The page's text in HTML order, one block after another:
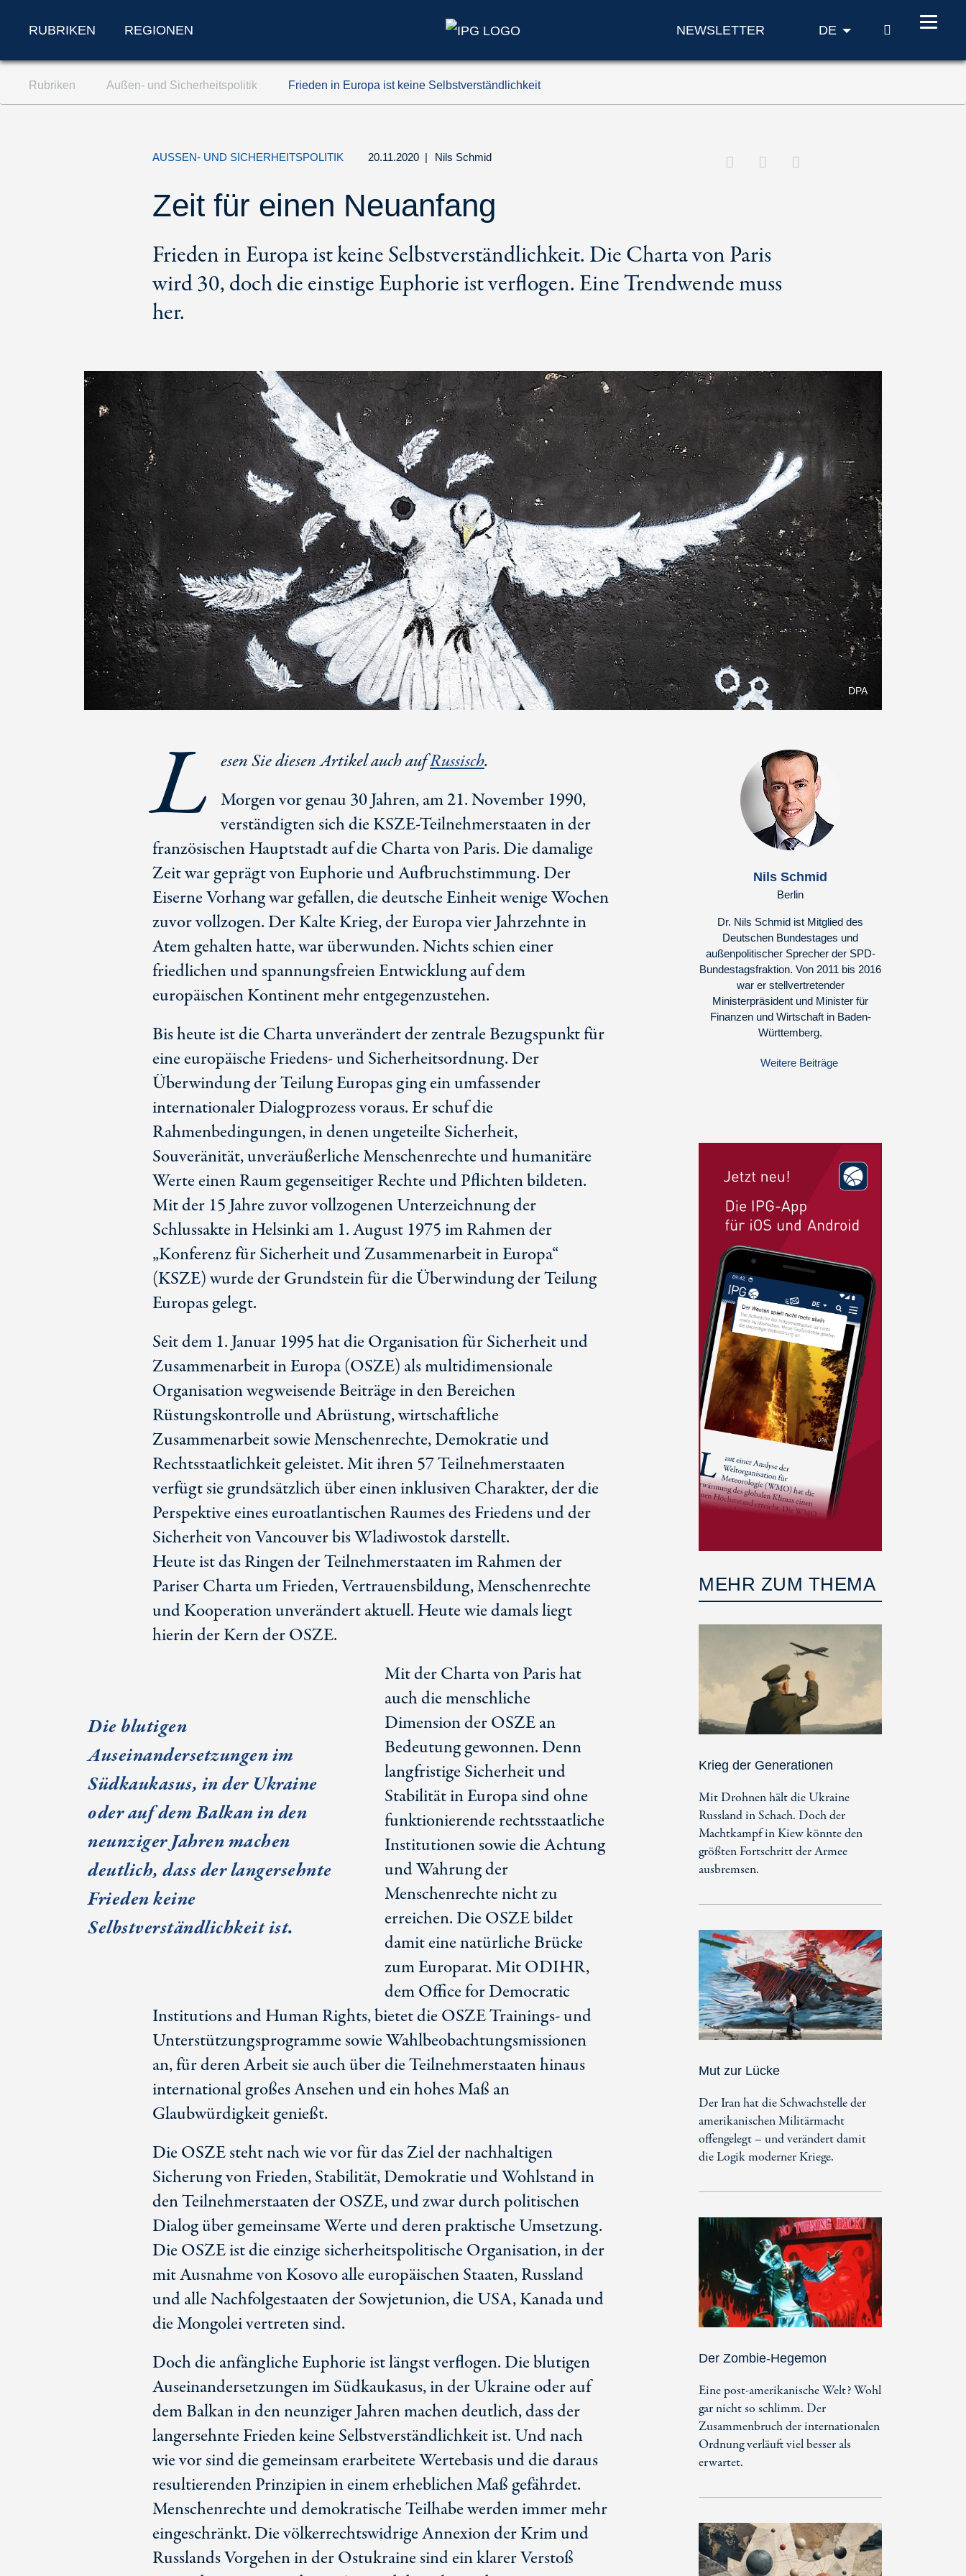
Zum Inhalt springen (Accesskey '1')
Zur Suche springen (Accesskey '2')
RUBRIKEN REGIONEN NEWSLETTER DE SUCHE
Rubriken Außen- und Sicherheitspolitik Frieden in Europa ist keine Selbstverständlichkeit
AUSSEN- UND SICHERHEITSPOLITIK 20.11.2020 | Nils Schmid
Zeit für einen Neuanfang
Frieden in Europa ist keine Selbstverständlichkeit. Die Charta von Paris
wird 30, doch die einstige Euphorie ist verflogen. Eine Trendwende muss
her.
DPA
L esen Sie diesen Artikel auch aufRussisch.
Morgen vor genau 30 Jahren, am 21. November 1990,
verständigten sich die KSZE-Teilnehmerstaaten in der
französischen Hauptstadt auf die Charta von Paris. Die damalige
Zeit war geprägt von Euphorie und Aufbruchstimmung. Der
Eiserne Vorhang war gefallen, die deutsche Einheit wenige Wochen
zuvor vollzogen. Der Kalte Krieg, der Europa vier Jahrzehnte in
Atem gehalten hatte, war überwunden. Nichts schien einer
friedlichen und spannungsfreien Entwicklung auf dem
europäischen Kontinent mehr entgegenzustehen.
Bis heute ist die Charta unverändert der zentrale Bezugspunkt für
eine europäische Friedens- und Sicherheitsordnung. Der
Überwindung der Teilung Europas ging ein umfassender
internationaler Dialogprozess voraus. Er schuf die
Rahmenbedingungen, in denen ungeteilte Sicherheit,
Souveränität, unveräußerliche Menschenrechte und humanitäre
Werte einen Raum gegenseitiger Rechte und Pflichten bildeten.
Mit der 15 Jahre zuvor vollzogenen Unterzeichnung der
Schlussakte in Helsinki am 1. August 1975 im Rahmen der
„Konferenz für Sicherheit und Zusammenarbeit in Europa“
(KSZE) wurde der Grundstein für die Überwindung der Teilung
Europas gelegt.
Seit dem 1. Januar 1995 hat die Organisation für Sicherheit und
Zusammenarbeit in Europa (OSZE) als multidimensionale
Organisation wegweisende Beiträge in den Bereichen
Rüstungskontrolle und Abrüstung, wirtschaftliche
Zusammenarbeit sowie Menschenrechte, Demokratie und
Rechtsstaatlichkeit geleistet. Mit ihren 57 Teilnehmerstaaten
verfügt sie grundsätzlich über einen inklusiven Charakter, der die
Perspektive eines euroatlantischen Raumes des Friedens und der
Sicherheit von Vancouver bis Wladiwostok darstellt.
Heute ist das Ringen der Teilnehmerstaaten im Rahmen der
Pariser Charta um Frieden, Vertrauensbildung, Menschenrechte
und Kooperation unverändert aktuell. Heute wie damals liegt
hierin der Kern der OSZE.
Die blutigen
Auseinandersetzungen im
Südkaukasus, in der Ukraine
oder auf dem Balkan in den
neunziger Jahren machen
deutlich, dass der langersehnte
Frieden keine
Selbstverständlichkeit ist.
Mit der Charta von Paris hat
auch die menschliche
Dimension der OSZE an
Bedeutung gewonnen. Denn
langfristige Sicherheit und
Stabilität in Europa sind ohne
funktionierende rechtsstaatliche
Institutionen sowie die Achtung
und Wahrung der
Menschenrechte nicht zu
erreichen. Die OSZE bildet
damit eine natürliche Brücke
zum Europarat. Mit ODIHR,
dem Office for Democratic
Institutions and Human Rights, bietet die OSZE Trainings- und
Unterstützungsprogramme sowie Wahlbeobachtungsmissionen
an, für deren Arbeit sie auch über die Teilnehmerstaaten hinaus
international großes Ansehen und ein hohes Maß an
Glaubwürdigkeit genießt.
Die OSZE steht nach wie vor für das Ziel der nachhaltigen
Sicherung von Frieden, Stabilität, Demokratie und Wohlstand in
den Teilnehmerstaaten der OSZE, und zwar durch politischen
Dialog über gemeinsame Werte und deren praktische Umsetzung.
Die OSZE ist die einzige sicherheitspolitische Organisation, in der
mit Ausnahme von Kosovo alle europäischen Staaten, Russland
und alle Nachfolgestaaten der Sowjetunion, die USA, Kanada und
die Mongolei vertreten sind.
Doch die anfängliche Euphorie ist längst verflogen. Die blutigen
Auseinandersetzungen im Südkaukasus, in der Ukraine oder auf
dem Balkan in den neunziger Jahren machen deutlich, dass der
langersehnte Frieden keine Selbstverständlichkeit ist. Und nach
wie vor sind die gemeinsam erarbeitete Wertebasis und die daraus
resultierenden Prinzipien in einem erheblichen Maß gefährdet.
Menschenrechte und demokratische Teilhabe werden immer mehr
eingeschränkt. Die völkerrechtswidrige Annexion der Krim und
Russlands Vorgehen in der Ostukraine sind ein klarer Verstoß
Nils Schmid
Berlin
Dr. Nils Schmid ist Mitglied des
Deutschen Bundestages und
außenpolitischer Sprecher der SPD-
Bundestagsfraktion. Von 2011 bis 2016
war er stellvertretender
Ministerpräsident und Minister für
Finanzen und Wirtschaft in Baden-
Württemberg.
Weitere Beiträge
MEHR ZUM THEMA
Krieg der Generationen
Mit Drohnen hält die Ukraine
Russland in Schach. Doch der
Machtkampf in Kiew könnte den
größten Fortschritt der Armee
ausbremsen.
Mut zur Lücke
Der Iran hat die Schwachstelle der
amerikanischen Militärmacht
offengelegt – und verändert damit
die Logik moderner Kriege.
Der Zombie-Hegemon
Eine post-amerikanische Welt? Wohl
gar nicht so schlimm. Der
Zusammenbruch der internationalen
Ordnung verläuft viel besser als
erwartet.